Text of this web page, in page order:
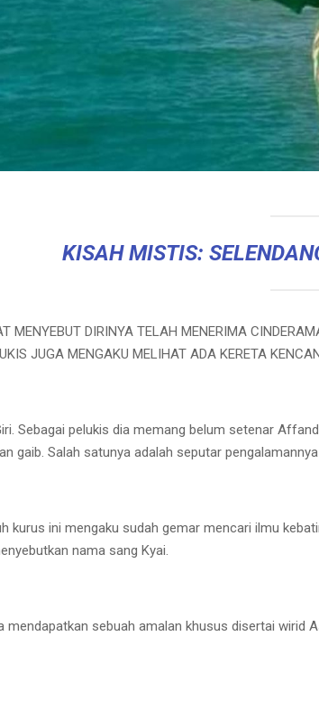
KISAH MISTIS:
MENYEBUT DIRINYA TELAH MENERIMA
JUGA MENGAKU MELIHAT ADA KERETA
Sebagai pelukis dia memang belum setenar
gaib. Salah satunya adalah seputar
kurus ini mengaku sudah gemar mencari ilmu
nama sang Kyai.
mendapatkan sebuah amalan khusus disertai